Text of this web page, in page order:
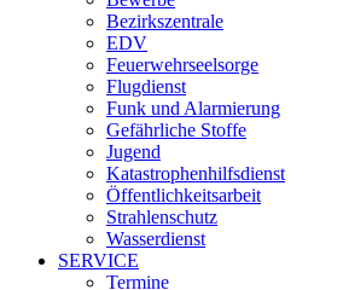
Bezirkszentrale
EDV
Feuerwehrseelsorge
Flugdienst
Funk und Alarmierung
Gefährliche Stoffe
Jugend
Katastrophenhilfsdienst
Öffentlichkeitsarbeit
Strahlenschutz
Wasserdienst
SERVICE
Termine